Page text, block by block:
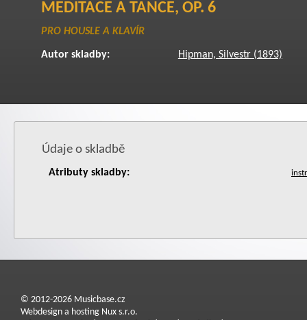
MEDITACE A TANCE, OP. 6
PRO HOUSLE A KLAVÍR
Autor skladby: Hipman, Silvestr (1893)
Údaje o skladbě
Atributy skladby:
© 2012-2026 Musicbase.cz
Webdesign a hosting Nux s.r.o.